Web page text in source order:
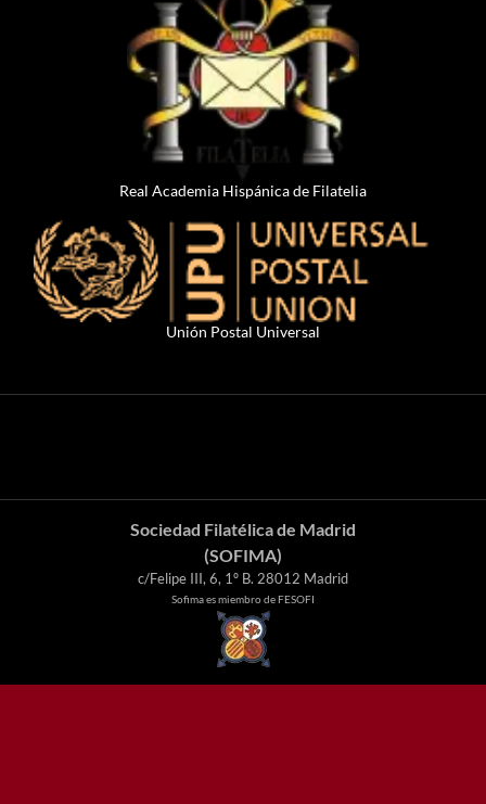
Real Academia Hispánica de Filatelia
Unión Postal Universal
Sociedad Filatélica de Madrid
(SOFIMA)
c/Felipe III, 6, 1º B. 28012 Madrid
Sofima es miembro de FESOFI